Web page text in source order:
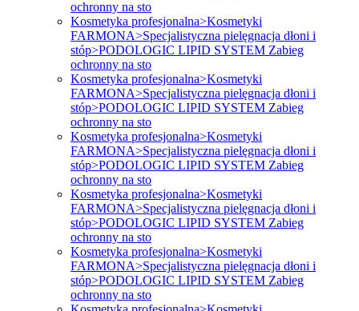
ochronny na sto
Kosmetyka profesjonalna>Kosmetyki
FARMONA>Specjalistyczna pielęgnacja dłoni i
stóp>PODOLOGIC LIPID SYSTEM Zabieg
ochronny na sto
Kosmetyka profesjonalna>Kosmetyki
FARMONA>Specjalistyczna pielęgnacja dłoni i
stóp>PODOLOGIC LIPID SYSTEM Zabieg
ochronny na sto
Kosmetyka profesjonalna>Kosmetyki
FARMONA>Specjalistyczna pielęgnacja dłoni i
stóp>PODOLOGIC LIPID SYSTEM Zabieg
ochronny na sto
Kosmetyka profesjonalna>Kosmetyki
FARMONA>Specjalistyczna pielęgnacja dłoni i
stóp>PODOLOGIC LIPID SYSTEM Zabieg
ochronny na sto
Kosmetyka profesjonalna>Kosmetyki
FARMONA>Specjalistyczna pielęgnacja dłoni i
stóp>PODOLOGIC LIPID SYSTEM Zabieg
ochronny na sto